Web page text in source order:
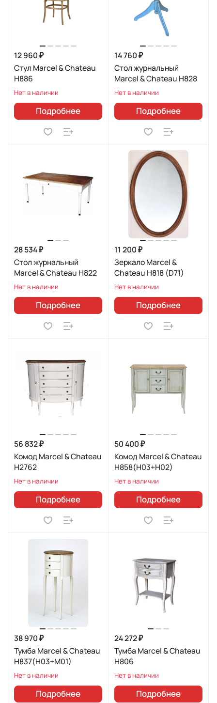
12 960 ₽
Стул Marcel & Chateau
H886
Нет в наличии
Подробнее
14 760 ₽
Стол журнальный
Marcel & Chateau H828
Нет в наличии
Подробнее
28 534 ₽
Стол журнальный
Marcel & Chateau H822
Нет в наличии
Подробнее
11 200 ₽
Зеркало Marcel &
Chateau H818 (D71)
Нет в наличии
Подробнее
56 832 ₽
Комод Marcel & Chateau
H2762
Нет в наличии
Подробнее
50 400 ₽
Комод Marcel & Chateau
H858(H03+H02)
Нет в наличии
Подробнее
38 970 ₽
Тумба Marcel & Chateau
H837(H03+M01)
Нет в наличии
Подробнее
24 272 ₽
Тумба Marcel & Chateau
H806
Нет в наличии
Подробнее